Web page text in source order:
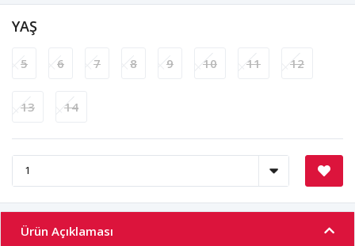
YAŞ
5 6 7 8 9 10 11 12
13 14
Ürün Açıklaması